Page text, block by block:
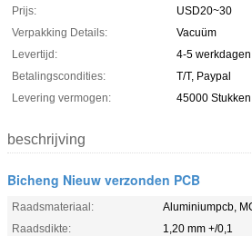
Prijs:
USD20~30
Verpakking Details:
Vacuüm
Levertijd:
4-5 werkdagen
Betalingscondities:
T/T, Paypal
Levering vermogen:
45000
beschrijving
Bicheng Nieuw verzonden PCB
Raadsmateriaal:
Aluminiumpcb,
Raadsdikte:
1,20 mm +/0,1